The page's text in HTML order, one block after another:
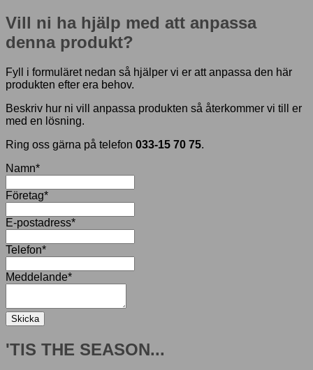
Vill ni ha hjälp med att anpassa
denna produkt?
Fyll i formuläret nedan så hjälper vi er att anpassa den här
produkten efter era behov.
Beskriv hur ni vill anpassa produkten så återkommer vi till er
med en lösning.
Ring oss gärna på telefon 033-15 70 75.
Namn*
Företag*
E-postadress*
Telefon*
Meddelande*
Skicka
'TIS THE SEASON...